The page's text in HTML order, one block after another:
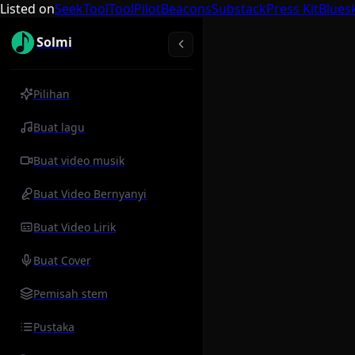
Listed onSeekToolToolPilotBeaconsSubstackPress Kit
Solmi
Pilihan
Buat lagu
Buat video musik
Buat Video Bernyanyi
Buat Video Lirik
Buat Cover
Pemisah stem
Pustaka